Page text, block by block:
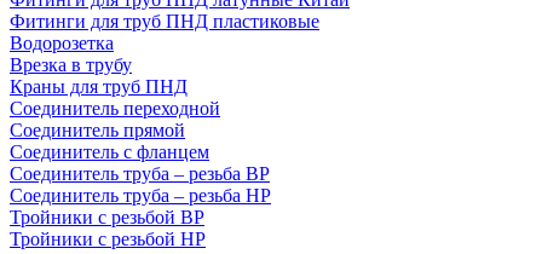
Фитинги для труб ПНД пластиковые
Водорозетка
Врезка в трубу
Краны для труб ПНД
Соединитель переходной
Соединитель прямой
Соединитель с фланцем
Соединитель труба – резьба ВР
Соединитель труба – резьба НР
Тройники с резьбой ВР
Тройники с резьбой НР